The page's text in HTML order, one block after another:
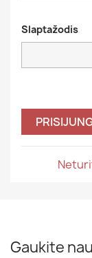
Slaptažodis
Gaukite